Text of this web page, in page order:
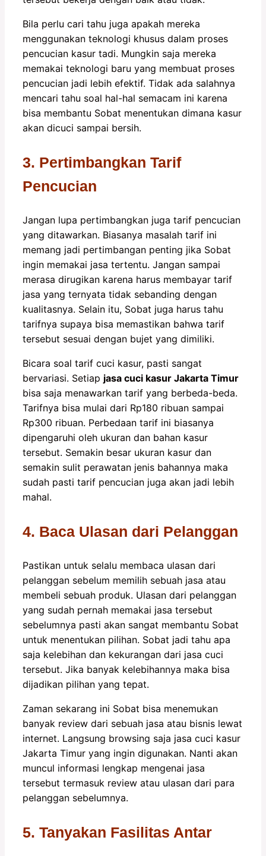
Bila perlu cari tahu juga apakah mereka
menggunakan teknologi khusus dalam proses
pencucian kasur tadi. Mungkin saja mereka
memakai teknologi baru yang membuat proses
pencucian jadi lebih efektif. Tidak ada salahnya
mencari tahu soal hal-hal semacam ini karena
bisa membantu Sobat menentukan dimana kasur
akan dicuci sampai bersih.
3. Pertimbangkan Tarif
Pencucian
Jangan lupa pertimbangkan juga tarif pencucian
yang ditawarkan. Biasanya masalah tarif ini
memang jadi pertimbangan penting jika Sobat
ingin memakai jasa tertentu. Jangan sampai
merasa dirugikan karena harus membayar tarif
jasa yang ternyata tidak sebanding dengan
kualitasnya. Selain itu, Sobat juga harus tahu
tarifnya supaya bisa memastikan bahwa tarif
tersebut sesuai dengan bujet yang dimiliki.
Bicara soal tarif cuci kasur, pasti sangat
bervariasi. Setiap jasa cuci kasur Jakarta Timur
bisa saja menawarkan tarif yang berbeda-beda.
Tarifnya bisa mulai dari Rp180 ribuan sampai
Rp300 ribuan. Perbedaan tarif ini biasanya
dipengaruhi oleh ukuran dan bahan kasur
tersebut. Semakin besar ukuran kasur dan
semakin sulit perawatan jenis bahannya maka
sudah pasti tarif pencucian juga akan jadi lebih
mahal.
4. Baca Ulasan dari Pelanggan
Pastikan untuk selalu membaca ulasan dari
pelanggan sebelum memilih sebuah jasa atau
membeli sebuah produk. Ulasan dari pelanggan
yang sudah pernah memakai jasa tersebut
sebelumnya pasti akan sangat membantu Sobat
untuk menentukan pilihan. Sobat jadi tahu apa
saja kelebihan dan kekurangan dari jasa cuci
tersebut. Jika banyak kelebihannya maka bisa
dijadikan pilihan yang tepat.
Zaman sekarang ini Sobat bisa menemukan
banyak review dari sebuah jasa atau bisnis lewat
internet. Langsung browsing saja jasa cuci kasur
Jakarta Timur yang ingin digunakan. Nanti akan
muncul informasi lengkap mengenai jasa
tersebut termasuk review atau ulasan dari para
pelanggan sebelumnya.
5. Tanyakan Fasilitas Antar